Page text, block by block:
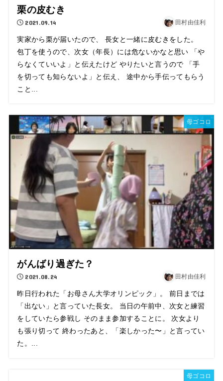
栗の皮むき
2021.09.14 田村由佳利
実家から栗が届いたので、 長女と一緒に皮むきをした。
包丁を使うので、次女（年長）には危ないかなと思い 「や
らなくていいよ」と伝えたけど やりたいと言うので 「手
を切っても知らないよ」と伝え、 途中から手伝ってもらう
こと...
母ゴコロ
がんばり過ぎた？
2021.08.24 田村由佳利
昨日行われた「お母さん大学オリンピック」。 前日までは
「出ない」と言っていた長女。 当日の午前中、次女と練習
をしていたら参戦し そのまま参加することに。 次女より
も張り切って 終わったあと、「楽しかった〜」と言ってい
た。...
母ゴコロ